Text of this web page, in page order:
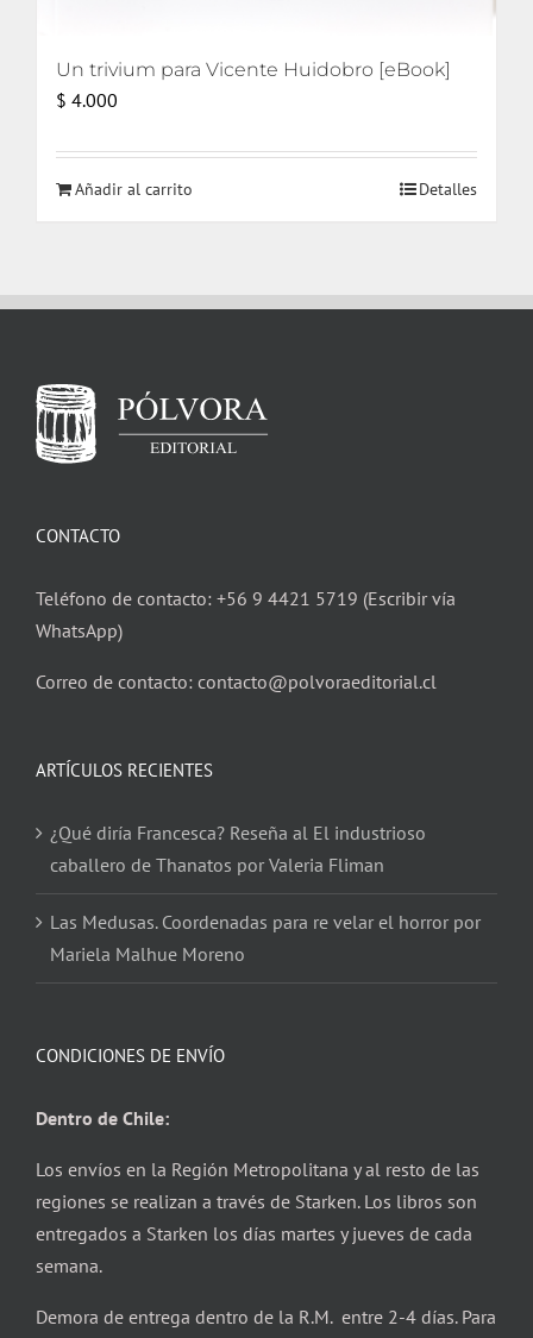
Un trivium para Vicente Huidobro [eBook]
$ 4.000
Añadir al carrito Detalles
CONTACTO
Teléfono de contacto: +56 9 4421 5719 (Escribir vía
WhatsApp)
Correo de contacto: contacto@polvoraeditorial.cl
ARTÍCULOS RECIENTES
¿Qué diría Francesca? Reseña al El industrioso
caballero de Thanatos por Valeria Fliman
Las Medusas. Coordenadas para re velar el horror por
Mariela Malhue Moreno
CONDICIONES DE ENVÍO
Dentro de Chile:
Los envíos en la Región Metropolitana y al resto de las
regiones se realizan a través de Starken. Los libros son
entregados a Starken los días martes y jueves de cada
semana.
Demora de entrega dentro de la R.M. entre 2-4 días. Para